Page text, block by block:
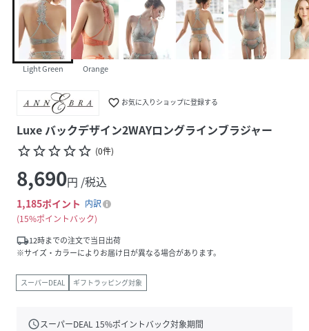
Light Green Orange
favorite_border お気に入りショップに登録する
Luxe バックデザイン2WAYロングラインブラジャー
star_borderstar_borderstar_borderstar_borderstar_border (0件)
8,690円 /税込
1,185ポイント 内訳
15%ポイントバック
local_shipping12時までの注文で当日出荷
※サイズ・カラーによりお届け日が異なる場合があります。
スーパーDEAL ギフトラッピング対象
scheduleスーパーDEAL 15%ポイントバック対象期間